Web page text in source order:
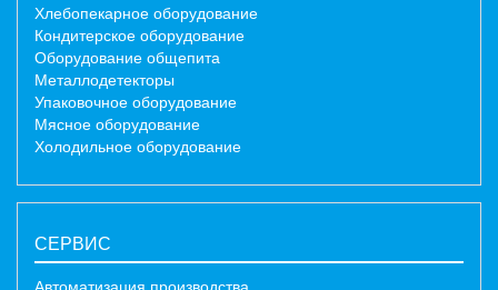
Хлебопекарное оборудование
Кондитерское оборудование
Оборудование общепита
Металлодетекторы
Упаковочное оборудование
Мясное оборудование
Холодильное оборудование
СЕРВИС